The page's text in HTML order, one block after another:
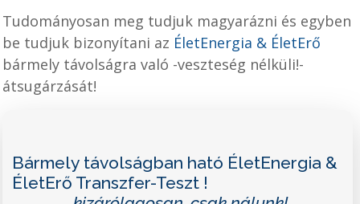
Tudományosan meg tudjuk magyarázni és egyben
be tudjuk bizonyítani az ÉletEnergia & ÉletErő
bármely távolságra való -veszteség nélküli!-
átsugárzását!
Bármely távolságban ható ÉletEnergia &
ÉletErő Transzfer-Teszt !